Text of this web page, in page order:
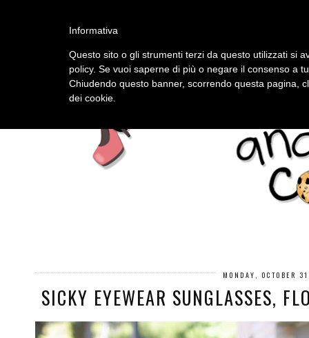
MONDAY, OCTOBER
SICKY EYEWEAR SUNGLASSES,
Informativa
Questo sito o gli strumenti terzi da questo utilizzati si
policy. Se vuoi saperne di più o negare il consenso a
Chiudendo questo banner, scorrendo questa pagina,
dei cookie.